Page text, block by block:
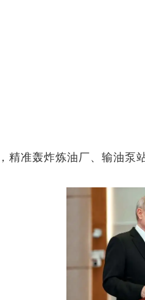
精准轰炸炼油厂、输油